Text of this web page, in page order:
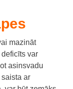
mazināt
var
asinsvadu
ar